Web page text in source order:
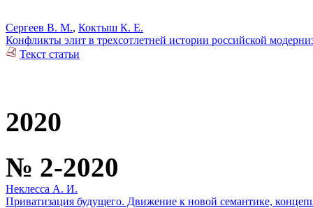
Сергеев В. М., Коктыш К. Е.
Конфликты элит в трехсотлетней истории российской
Текст статьи
2020
№ 2-2020
Неклесса А. И.
Приватизация будущего. Движение к новой семантике,